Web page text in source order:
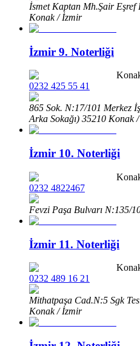
İsmet Kaptan Mh.Şair
Konak / İzmir
İzmir 9. Noterliği
0232 425 55 41
865 Sok. N:17/101 Merkez
Arka Sokağı) 35210 Konak
İzmir 10. Noterliği
0232 4822467
Fevzi Paşa Bulvarı N:135/
İzmir 11. Noterliği
0232 489 16 21
Mithatpaşa Cad.N:5 Sgk
Konak / İzmir